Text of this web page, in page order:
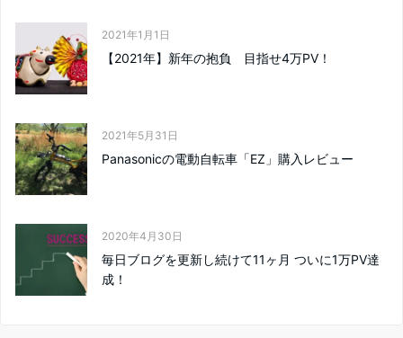
2021年1月1日
【2021年】新年の抱負 目指せ4万PV！
2021年5月31日
Panasonicの電動自転車「EZ」購入レビュー
2020年4月30日
毎日ブログを更新し続けて11ヶ月 ついに1万PV達
成！